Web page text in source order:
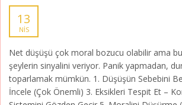
13
NIS
Net düşüşü çok moral bozucu olabilir ama bu
şeylerin sinyalini veriyor. Panik yapmadan,
toparlamak mümkün. 1. Düşüşün Sebebini
İncele (Çok Önemli) 3. Eksikleri Tespit Et –